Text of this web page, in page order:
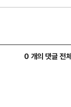
0 개의 댓글 전